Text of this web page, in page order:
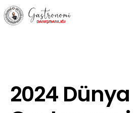
2024 Dünya